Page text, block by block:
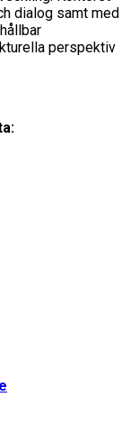
dialog samt med
perspektiv